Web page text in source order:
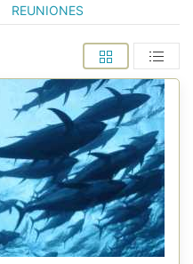
REUNIONES